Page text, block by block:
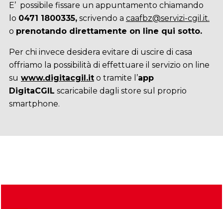
E’ possibile fissare un appuntamento chiamando
lo 0471 1800335,scrivendo a caafbz@servizi-cgil.it.
o prenotando direttamente on line qui sotto.
Per chi invece desidera evitare di uscire di casa
offriamo la possibilità di effettuare il servizio on line
su www.digitacgil.ito tramite l’app
DigitaCGIL scaricabile dagli store sul proprio
smartphone.